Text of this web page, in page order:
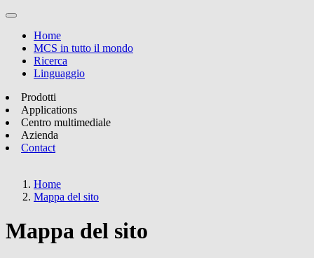
Home
MCS in tutto il mondo
Ricerca
Linguaggio
Prodotti
Applications
Centro multimediale
Azienda
Contact
Home
Mappa del sito
Mappa del sito